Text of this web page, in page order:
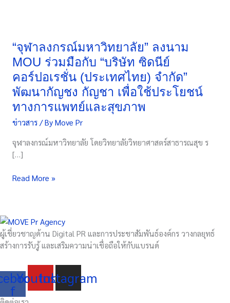
“จุฬาลงกรณ์มหาวิทยาลัย” ลงนาม
MOU ร่วมมือกับ “บริษัท ซิดนีย์
คอร์ปอเรชั่น (ประเทศไทย) จำกัด”
พัฒนากัญชง กัญชา เพื่อใช้ประโยชน์
ทางการแพทย์และสุขภาพ
ข่าวสาร/ ByMove Pr
จุฬาลงกรณ์มหาวิทยาลัย โดยวิทยาลัยวิทยาศาสตร์สาธารณสุข ร
[…]
ลง
นาม
MOU
ร่วม
มือ
กับ
“บริษัท
ซิดนีย์
คอร์ปอเรชั่น
(ประเทศไทย)
พัฒนา
เพื่อ
ใช้
ประโยชน์
แพทย์
และ
สุขภาพ
Read More »
ผู้เชี่ยวชาญด้าน Digital PR และการประชาสัมพันธ์องค์กร วางกลยุทธ์
สร้างการรับรู้ และเสริมความน่าเชื่อถือให้กับแบรนด์
f
Youtube
Instagram